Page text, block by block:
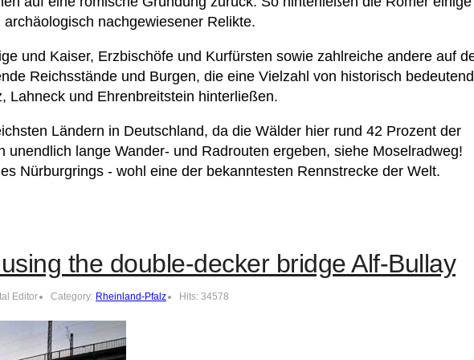
nachgewiesener Relikte.
und Kaiser, Erzbischöfe und Kurfürsten sowie zahlreiche andere auf
Reichsstände und Burgen, die eine Vielzahl von historisch
Lahneck und Ehrenbreitstein hinterließen.
Ländern in Deutschland, da die Wälder hier rund 42 Prozent der
unendlich lange Wander- und Radrouten ergeben, siehe Moselradweg!
Nürburgrings - wohl eine der bekanntesten Rennstrecke der Welt.
the double-decker bridge Alf-Bullay
Editor Category: Rheinland-Pfalz Hits: 34578